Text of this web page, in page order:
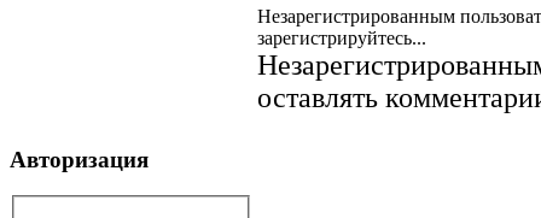
Незарегистрированным
зарегистрируйтесь...
оставлять
Авторизация